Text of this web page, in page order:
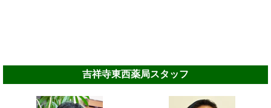
吉祥寺東西薬局スタッフ